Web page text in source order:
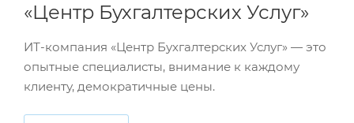
ИТ-компания «Центр Бухгалтерских Услуг» — это
опытные специалисты, внимание к каждому
клиенту, демократичные цены.
«Центр Бухгалтерских Услуг»